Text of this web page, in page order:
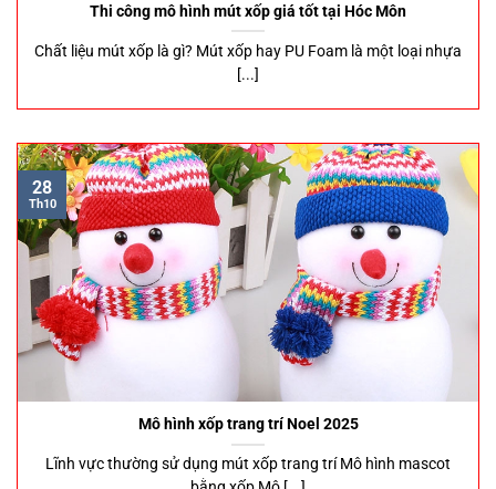
Thi công mô hình mút xốp giá tốt tại Hóc Môn
Chất liệu mút xốp là gì? Mút xốp hay PU Foam là một loại nhựa
[...]
Mô hình xốp trang trí Noel 2025
Lĩnh vực thường sử dụng mút xốp trang trí Mô hình mascot
28
Th10